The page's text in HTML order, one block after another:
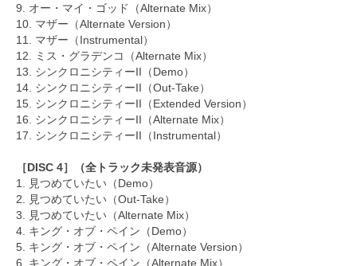
9. オー・マイ・ゴッド（Alternate Mix）
10. マザー（Alternate Version）
11. マザー（Instrumental）
12. ミス・グラデンコ（Alternate Mix）
13. シンクロニシティーII（Demo）
14. シンクロニシティーII（Out-Take）
15. シンクロニシティーII（Extended Version）
16. シンクロニシティーII（Alternate Mix）
17. シンクロニシティーII（Instrumental）
［DISC 4］（全トラック未発表音源）
1. 見つめていたい（Demo）
2. 見つめていたい（Out-Take）
3. 見つめていたい（Alternate Mix）
4. キング・オブ・ペイン（Demo）
5. キング・オブ・ペイン（Alternate Version）
6. キング・オブ・ペイン（Alternate Mix）